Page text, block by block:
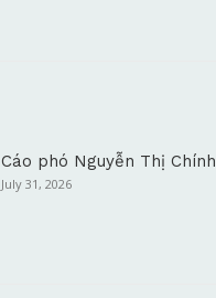
Cáo phó Nguyễn Thị Chính
July 31, 2026